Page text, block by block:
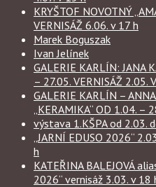
KRYŠTOF NOVOTNÝ
VERNISÁŽ 6.06. v 17 h
Marek Boguszak
Ivan Jelínek
GALERIE KARLÍN: JANA
– 27.05. VERNISÁŽ 2.05.
GALERIE KARLÍN –
„KERAMIKA“ OD 1.04. –
výstava 1.KŠPA od 2.03.
„JARNÍ EDUSO 2026“
h
KATEŘINA BALEJOVÁ
2026“ vernisáž 3.03. v 18